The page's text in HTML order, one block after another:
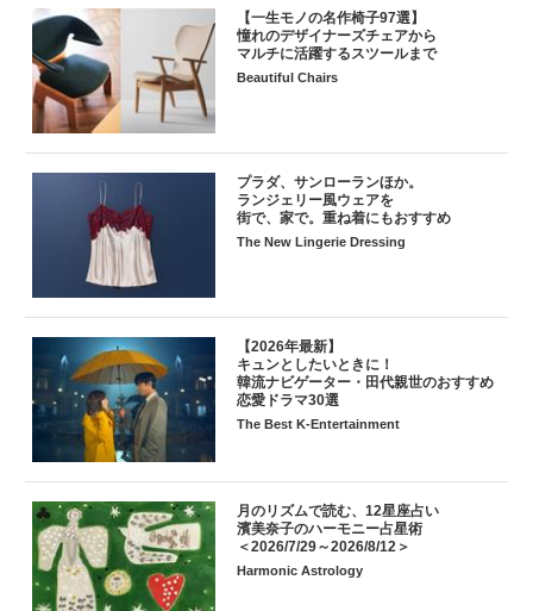
【一生モノの名作椅子97選】
憧れのデザイナーズチェアから
マルチに活躍するスツールまで
Beautiful Chairs
プラダ、サンローランほか。
ランジェリー風ウェアを
街で、家で。重ね着にもおすすめ
The New Lingerie Dressing
【2026年最新】
キュンとしたいときに！
韓流ナビゲーター・田代親世のおすすめ
恋愛ドラマ30選
The Best K-Entertainment
月のリズムで読む、12星座占い
濱美奈子のハーモニー占星術
＜2026/7/29～2026/8/12＞
Harmonic Astrology